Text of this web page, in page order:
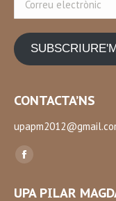
electrònic
SUBSCRIURE'M
CONTACTA’NS
Find us on:
Facebook
opens
UPA PILAR